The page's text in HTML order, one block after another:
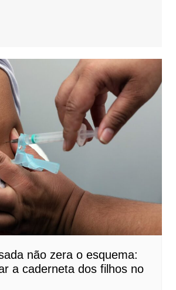
não zera o esquema:
a caderneta dos filhos no